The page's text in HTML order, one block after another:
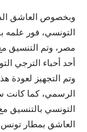
وبخصوص العاشق
التونسي، فور علمه
مصر، وتم التنسيق
أحد أحباء الترجي
وتم التجهيز لعودة
الرسمي، كما كانت
التونسي بالتنسيق
العاشق بمطار